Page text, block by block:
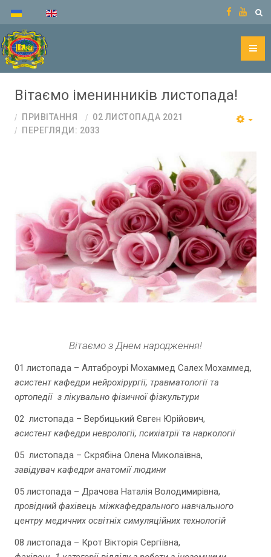
Вітаємо іменинників листопада!
ПРИВІТАННЯ
02 ЛИСТОПАДА 2021
ПЕРЕГЛЯДИ: 2033
Вітаємо з Днем народження!
01 листопада – Алтаброурі Мохаммед Салех Мохаммед,
асистент кафедри нейрохірургії, травматології та
ортопедії з лікувально фізичної фізкультури
02 листопада – Вербицький Євген Юрійович,
асистент кафедри неврології, психіатрії та наркології
05 листопада – Скрябіна Олена Миколаївна,
завідувач кафедри анатомії людини
05 листопада – Драчова Наталія Володимирівна,
провідний фахівець міжкафедрального навчального
центру медичних освітніх симуляційних технологій
08 листопада – Крот Вікторія Сергіївна,